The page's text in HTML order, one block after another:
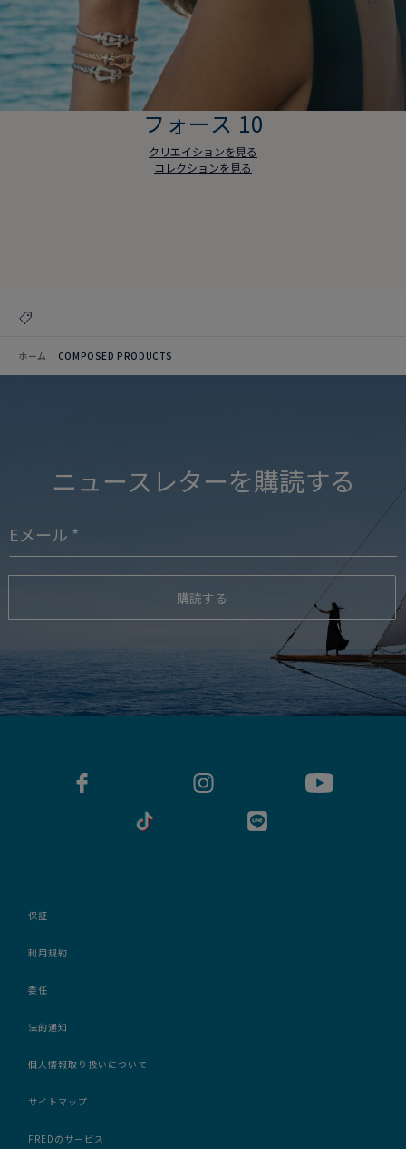
フォース 10
クリエイションを見る
コレクションを見る
ホーム COMPOSED PRODUCTS
ニュースレターを購読する
購読する
保証
利用規約
委任
法的通知
個人情報取り扱いについて
サイトマップ
FREDのサービス